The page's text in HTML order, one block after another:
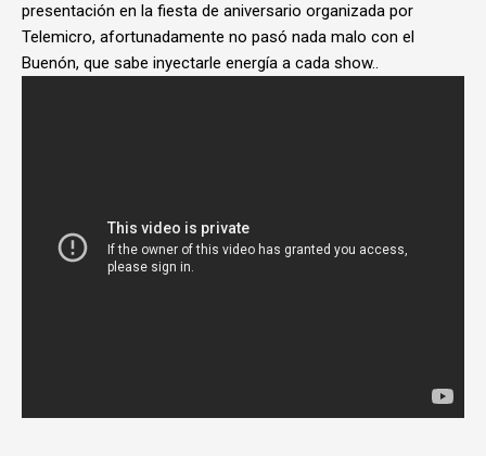
presentación en la fiesta de aniversario organizada por
Telemicro, afortunadamente no pasó nada malo con el
Buenón, que sabe inyectarle energía a cada show..